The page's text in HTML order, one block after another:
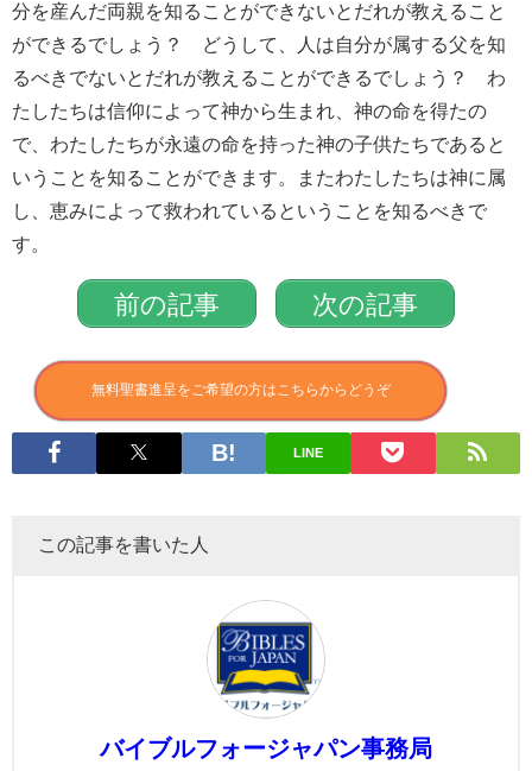
分を産んだ両親を知ることができないとだれが教えること
ができるでしょう？ どうして、人は自分が属する父を知
るべきでないとだれが教えることができるでしょう？ わ
たしたちは信仰によって神から生まれ、神の命を得たの
で、わたしたちが永遠の命を持った神の子供たちであると
いうことを知ることができます。またわたしたちは神に属
し、恵みによって救われているということを知るべきで
す。
前の記事 次の記事
無料聖書進呈をご希望の方はこちらからどうぞ
LINE
この記事を書いた人
バイブルフォージャパン事務局